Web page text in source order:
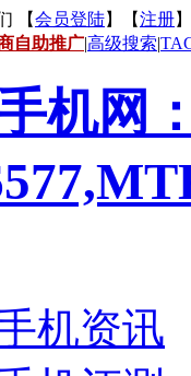
【会员登陆】【注册】
自助推广|高级搜索|
机资讯